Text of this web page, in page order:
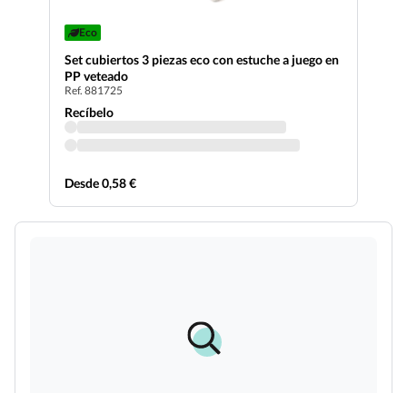
Eco
Set cubiertos 3 piezas eco con estuche a juego en
PP veteado
Ref. 881725
Recíbelo
Desde 0,58 €